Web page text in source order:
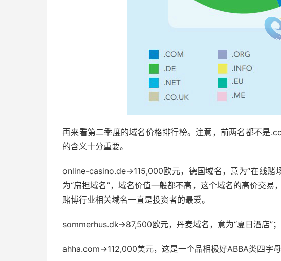
再来看第二季度的域名价格排行榜。注意，前两名都不是
的含义十分重要。
online-casino.de→115,000欧元，德国域名，意为“在线赌
为“扁担域名”，域名价值一般都不高，这个域名的高价交
赌博行业相关域名一直是投资者的最爱。
sommerhus.dk→87,500欧元，丹麦域名，意为“夏日酒店”；
ahha.com→112,000美元，这是一个品相极好ABBA类四字母